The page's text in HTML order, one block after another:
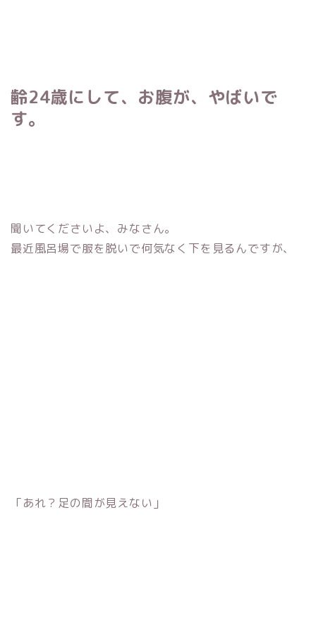
齢24歳にして、お腹が、やばいで
す。
聞いてくださいよ、みなさん。
最近風呂場で服を脱いで何気なく下を見るんですが、
「あれ？足の間が見えない」